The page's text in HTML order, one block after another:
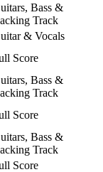
Bass &
Track
& Vocals
Score
Bass &
Track
Score
Bass &
Track
Score